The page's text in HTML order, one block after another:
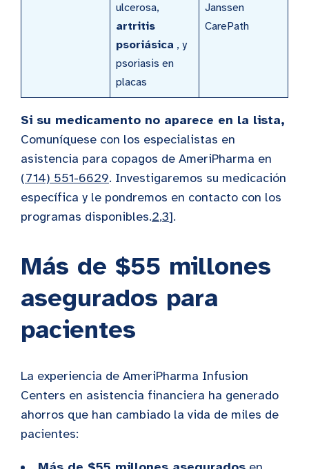
ulcerosa,
artritis
psoriásica , y
psoriasis en
placas
Janssen
CarePath
Si su medicamento no aparece en la lista,
Comuníquese con los especialistas en
asistencia para copagos de AmeriPharma en
(714) 551-6629. Investigaremos su medicación
específica y le pondremos en contacto con los
programas disponibles.2,3].
Más de $55 millones
asegurados para
pacientes
La experiencia de AmeriPharma Infusion
Centers en asistencia financiera ha generado
ahorros que han cambiado la vida de miles de
pacientes: